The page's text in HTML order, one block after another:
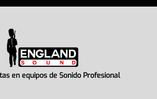
en equipos de Sonido Profesional